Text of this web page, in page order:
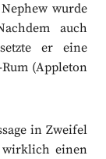
wurde
auch
er eine
(Appleton
in Zweifel
wirklich einen